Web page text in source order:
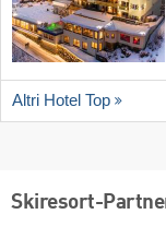
Altri Hotel Top
Skiresort-